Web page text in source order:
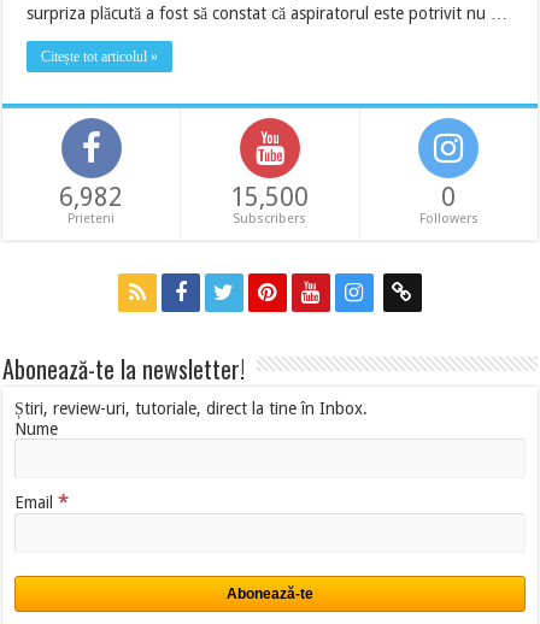
surpriza plăcută a fost să constat că aspiratorul este potrivit nu …
Citește tot articolul »
6,982
Prieteni
15,500
Subscribers
0
Followers
Abonează-te la newsletter!
Știri, review-uri, tutoriale, direct la tine în Inbox.
Nume
Email*